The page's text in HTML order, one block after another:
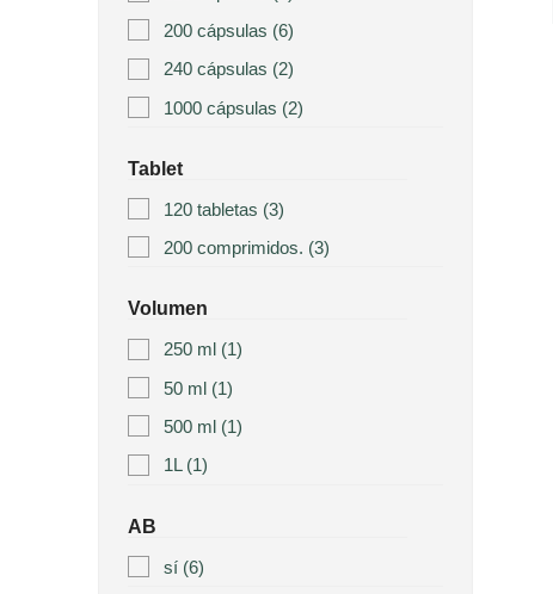
200 cápsulas (6)
240 cápsulas (2)
1000 cápsulas (2)
Tablet
120 tabletas (3)
200 comprimidos. (3)
Volumen
250 ml (1)
50 ml (1)
500 ml (1)
1L (1)
AB
sí (6)